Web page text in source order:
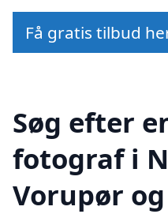
Få gratis tilbud
Søg efter
fotograf i
Vorupør